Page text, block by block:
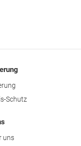
Schutz
uns